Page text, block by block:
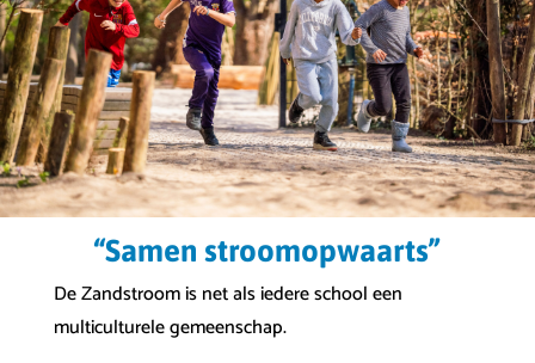
“Samen stroomopwaarts”
De Zandstroom is net als iedere school een
multiculturele gemeenschap.